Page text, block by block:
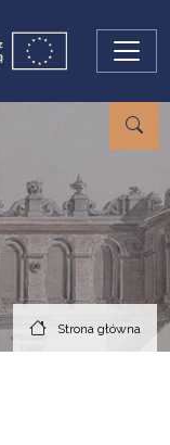
Strona główna